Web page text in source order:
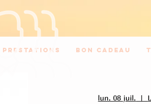
lun. 08 juil.
  |
Prestations Bon Cadeau